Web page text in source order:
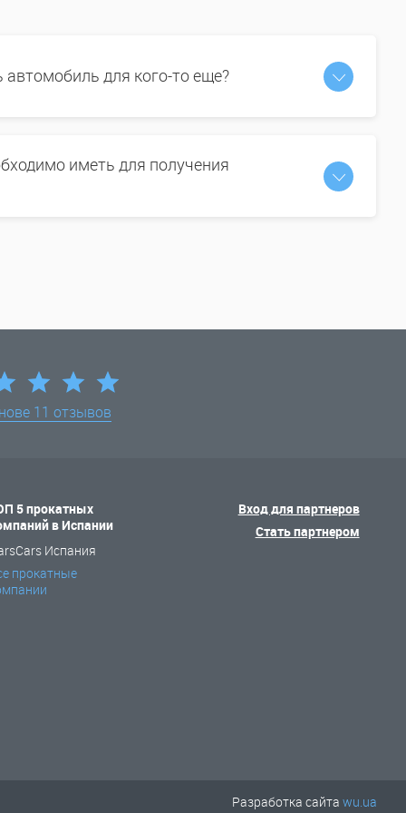
для кого-то еще?
иметь для получения
11 отзывов
5 прокатных
в Испании
Испания
прокатные
Вход для партнеров
Стать партнером
Разработка сайта wu.ua